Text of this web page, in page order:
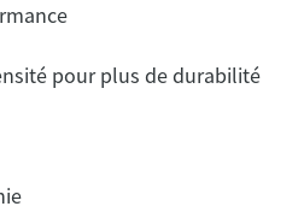
pour plus de durabilité